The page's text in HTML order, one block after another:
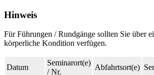
Hinweis
Für Führungen / Rundgänge sollten Sie über
körperliche Kondition verfügen.
Datum
Seminarort(e)
/ Nr.
Abfahrtsort(e)